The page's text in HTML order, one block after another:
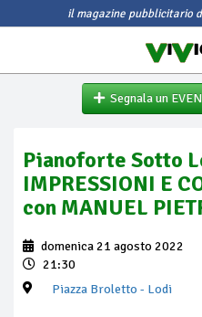
il magazine pubblicitario
Segnala un
Pianoforte Sotto
IMPRESSIONI E
con MANUEL
domenica 21 agosto 2022
21:30
Piazza Broletto - Lodi